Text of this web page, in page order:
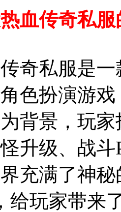
血传奇私
奇私服是
色扮演游
背景，玩
升级、战
充满了神
给玩家带来